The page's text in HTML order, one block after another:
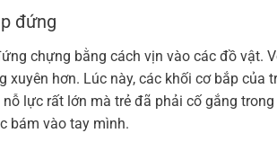
đứng
chựng bằng cách vịn vào các đồ vật.
hơn. Lúc này, các khối cơ bắp của
lực rất lớn mà trẻ đã phải cố gắng trong
bám vào tay mình.